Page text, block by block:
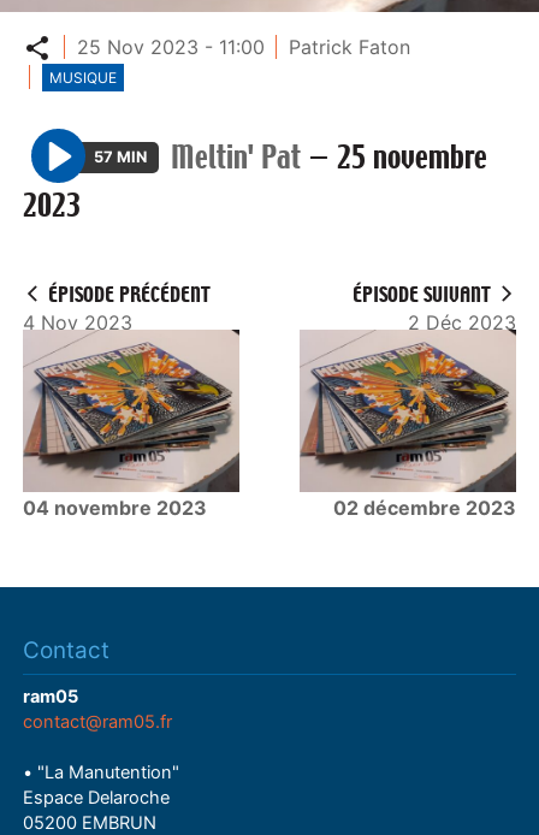
Partager
25 Nov 2023 - 11:00 Patrick Faton
MUSIQUE
P
l
57 MIN Meltin' Pat — 25 novembre
2023
ÉPISODE PRÉCÉDENT
4 Nov 2023
04 novembre 2023
ÉPISODE SUIVANT
2 Déc 2023
02 décembre 2023
Contact
ram05
contact@ram05.fr
• "La Manutention"
Espace Delaroche
05200 EMBRUN